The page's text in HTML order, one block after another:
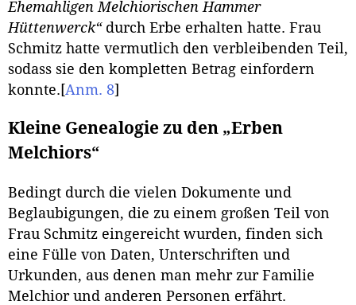
Ehemahligen Melchiorischen Hammer
Hüttenwerck“ durch Erbe erhalten hatte. Frau
Schmitz hatte vermutlich den verbleibenden Teil,
sodass sie den kompletten Betrag einfordern
konnte. [Anm. 8]
Kleine Genealogie zu den „Erben
Melchiors“
Bedingt durch die vielen Dokumente und
Beglaubigungen, die zu einem großen Teil von
Frau Schmitz eingereicht wurden, finden sich
eine Fülle von Daten, Unterschriften und
Urkunden, aus denen man mehr zur Familie
Melchior und anderen Personen erfährt.